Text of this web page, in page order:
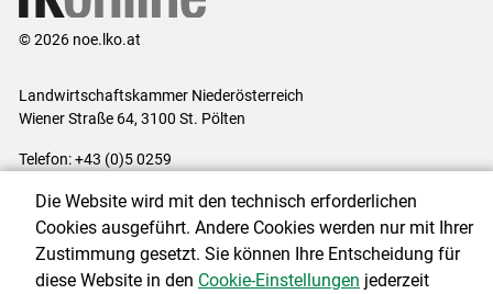
© 2026 noe.lko.at
Landwirtschaftskammer Niederösterreich
Wiener Straße 64, 3100 St. Pölten
Telefon: +43 (0)5 0259
Impressum|Kontakt|Datenschutzerklärung|Barrierefreiheit|
Cookie-Einstellungen
Die Website wird mit den technisch erforderlichen
Cookies ausgeführt. Andere Cookies werden nur mit Ihrer
Zustimmung gesetzt. Sie können Ihre Entscheidung für
diese Website in den Cookie-Einstellungen jederzeit